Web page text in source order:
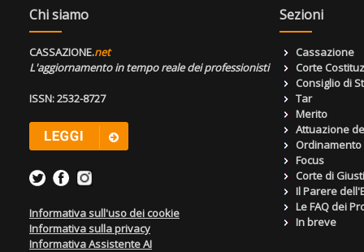
Chi siamo
CASSAZIONE.net
L'aggiornamento in tempo reale dei professionisti
ISSN: 2532-8727
Informativa sull'uso dei cookie
Informativa sulla privacy
Informativa Assistente AI
Sezioni
Cassazione
Corte
Consiglio di
Tar
Merito
Attuazione
Focus
Corte di
Il Parere
Le FAQ dei
In breve